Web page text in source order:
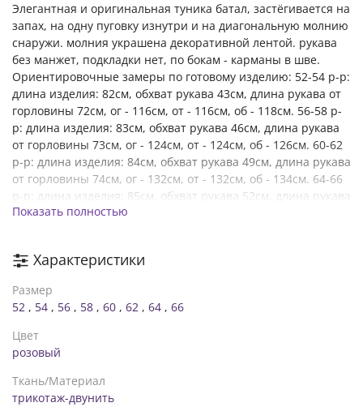
Элегантная и оригинальная туника батал, застёгивается на
запах, на одну пуговку изнутри и на диагональную молнию
снаружи. молния украшена декоративной лентой. рукава
без манжет, подкладки нет, по бокам - карманы в шве.
Ориентировочные замеры по готовому изделию: 52-54 р-р:
длина изделия: 82см, обхват рукава 43см, длина рукава от
горловины 72см, ог - 116см, от - 116см, об - 118см. 56-58 р-
р: длина изделия: 83см, обхват рукава 46см, длина рукава
от горловины 73см, ог - 124см, от - 124см, об - 126см. 60-62
р-р: длина изделия: 84см, обхват рукава 49см, длина рукава
от горловины 74см, ог - 132см, от - 132см, об - 134см. 64-66
р-р: длина изделия: 85см, обхват рукава 52см, длина рукава
от горловины 75см, ог - 140см, от - 140см, об - 142см.
особенностей ткани, техническим особенностям пошива,
вашего монитора, оттенок изделия может немного
отличаться ***в зависимости от партии фурнитура в
изделии может меняться
Показать полностью
Характеристики
Размер
52 , 54 , 56 , 58 , 60 , 62 , 64 , 66
Цвет
розовый
Ткань/Материал
трикотаж-двунить